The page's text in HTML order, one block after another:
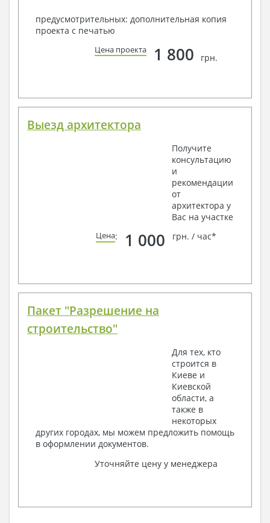
предусмотрительных: дополнительная копия
проекта с печатью
Цена проекта 1 800 грн.
Выезд архитектора
Получите
консультацию
и
рекомендации
от
архитектора у
Вас на участке
Цена: 1 000 грн. / час*
Пакет "Разрешение на
строительство"
Для тех, кто
строится в
Киеве и
Киевской
области, а
также в
некоторых
других городах, мы можем предложить помощь
в оформлении документов.
Уточняйте цену у менеджера